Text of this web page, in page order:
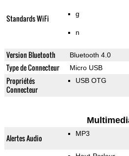
Standards WiFi g
n
Version Bluetooth Bluetooth 4.0
Type de Connecteur Micro USB
Propriétés
Connecteur
USB OTG
Alertes Audio MP3